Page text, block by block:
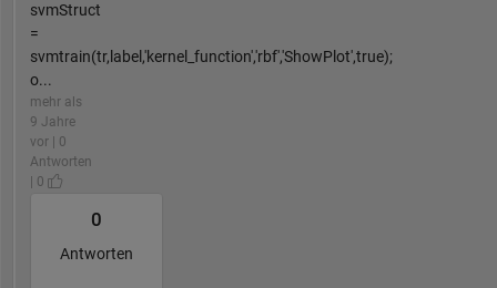
svmStruct
=
svmtrain(tr,label,'kernel_function','rbf','ShowPlot',true);
o...
mehr als
9 Jahre
vor | 0
Antworten
| 0
0
Antworten